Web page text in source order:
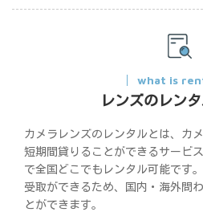
what is
レンズのレン
カメラレンズのレンタルとは、カ
短期間貸りることができるサービ
で全国どこでもレンタル可能です
受取ができるため、国内・海外問
とができます。